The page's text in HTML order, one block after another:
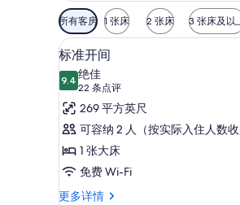
可
用
的
客
房
筛
选
件
所有客房 1 张床 2 张床 3 张床及以
显
示
标
准
开
间
的
所
高
13
标准开间
9.49.4 分，满分 10 分
绝佳
22 条点评
(22
条
点
评)
269 平方英尺
可容纳 2 人（按实际入住人数收
1 张大床
免费 Wi-Fi
更多详情
标